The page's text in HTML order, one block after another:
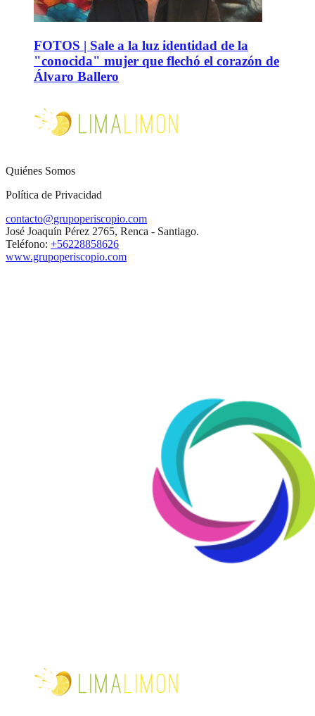
FOTOS | Sale a la luz identidad de la
"conocida" mujer que flechó el corazón de
Álvaro Ballero
Quiénes Somos
Política de Privacidad
contacto@grupoperiscopio.com
José Joaquín Pérez 2765, Renca - Santiago.
Teléfono: +56228858626
www.grupoperiscopio.com